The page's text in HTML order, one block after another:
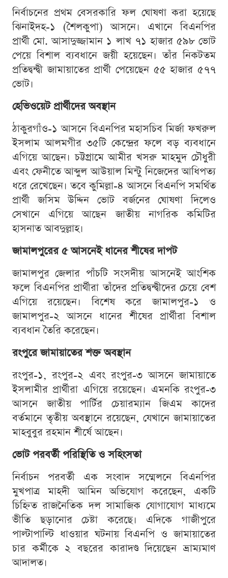
নির্বাচনের প্রথম বেসরকারি ফল ঘোষণা করা হয়েছে
ঝিনাইদহ-১ (শৈলকুপা) আসনে। এখানে বিএনপির
প্রার্থী মো. আসাদুজ্জামান ১ লাখ ৭১ হাজার ৫৯৮ ভোট
পেয়ে বিশাল ব্যবধানে জয়ী হয়েছেন। তাঁর নিকটতম
প্রতিদ্বন্দ্বী জামায়াতের প্রার্থী পেয়েছেন ৫৫ হাজার ৫৭৭
ভোট।
হেভিওয়েট প্রার্থীদের অবস্থান
ঠাকুরগাঁও-১ আসনে বিএনপির মহাসচিব মির্জা ফখরুল
ইসলাম আলমগীর ৩৫টি কেন্দ্রের ফলে বড় ব্যবধানে
এগিয়ে আছেন। চট্টগ্রামে আমীর খসরু মাহমুদ চৌধুরী
এবং ফেনীতে আব্দুল আউয়াল মিন্টু নিজেদের আধিপত্য
ধরে রেখেছেন। তবে কুমিল্লা-৪ আসনে বিএনপি সমর্থিত
প্রার্থী জসিম উদ্দিন ভোট বর্জনের ঘোষণা দিলেও
সেখানে এগিয়ে আছেন জাতীয় নাগরিক কমিটির
হাসনাত আবদুল্লাহ।
জামালপুরের ৫ আসনেই ধানের শীষের দাপট
জামালপুর জেলার পাঁচটি সংসদীয় আসনেই আংশিক
ফলে বিএনপির প্রার্থীরা তাঁদের প্রতিদ্বন্দ্বীদের চেয়ে বেশ
এগিয়ে রয়েছেন। বিশেষ করে জামালপুর-১ ও
জামালপুর-২ আসনে ধানের শীষের প্রার্থীরা বিশাল
ব্যবধান তৈরি করেছেন।
রংপুরে জামায়াতের শক্ত অবস্থান
রংপুর-১, রংপুর-২ এবং রংপুর-৩ আসনে জামায়াতে
ইসলামীর প্রার্থীরা এগিয়ে রয়েছেন। এমনকি রংপুর-৩
আসনে জাতীয় পার্টির চেয়ারম্যান জিএম কাদের
বর্তমানে তৃতীয় অবস্থানে রয়েছেন, যেখানে জামায়াতের
মাহবুবুর রহমান শীর্ষে আছেন।
ভোট পরবর্তী পরিস্থিতি ও সহিংসতা
নির্বাচন পরবর্তী এক সংবাদ সম্মেলনে বিএনপির
মুখপাত্র মাহদী আমিন অভিযোগ করেছেন, একটি
চিহ্নিত রাজনৈতিক দল সামাজিক যোগাযোগ মাধ্যমে
ভীতি ছড়ানোর চেষ্টা করেছে। এদিকে গাজীপুরে
পাল্টাপাল্টি ধাওয়ার ঘটনায় বিএনপি ও জামায়াতের
চার কর্মীকে ২ বছরের কারাদণ্ড দিয়েছেন ভ্রাম্যমাণ
আদালত।